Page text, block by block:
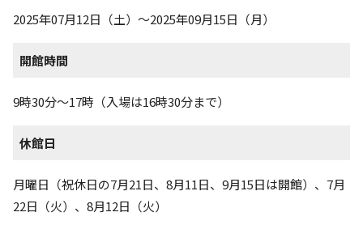
2025年07月12日（土）～2025年09月15日（月）
開館時間
9時30分〜17時（入場は16時30分まで）
休館日
月曜日（祝休日の7月21日、8月11日、9月15日は開館）、7月
22日（火）、8月12日（火）